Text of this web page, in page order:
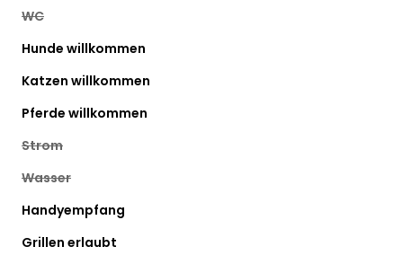
WC
Hunde willkommen
Katzen willkommen
Pferde willkommen
Strom
Wasser
Handyempfang
Grillen erlaubt